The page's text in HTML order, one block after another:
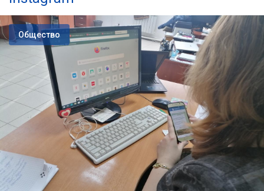
Общество